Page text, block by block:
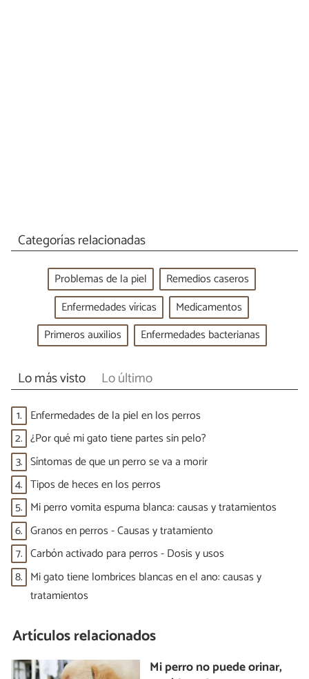
Categorías relacionadas
Problemas de la piel
Remedios caseros
Enfermedades víricas
Medicamentos
Primeros auxilios
Enfermedades bacterianas
Lo más visto Lo último
1. Enfermedades de la piel en los perros
2. ¿Por qué mi gato tiene partes sin pelo?
3. Síntomas de que un perro se va a morir
4. Tipos de heces en los perros
5. Mi perro vomita espuma blanca: causas y tratamientos
6. Granos en perros - Causas y tratamiento
7. Carbón activado para perros - Dosis y usos
8. Mi gato tiene lombrices blancas en el ano: causas y
tratamientos
Artículos relacionados
Mi perro no puede orinar,